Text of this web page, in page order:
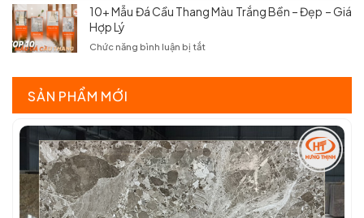
chung
hộ
+
HỢP
LÝ
nhất
hiện
nay
Mẫu
Báo
Giá
Chi
Tiết
10+ Mẫu Đá Cầu Thang Màu Trắng Bền – Đẹp – Giá
Hợp Lý
Chức năng bình luận bị tắtở
Thang
Màu
Trắng
Bền
–
Đẹp
–
Giá
SẢN PHẨM MỚI